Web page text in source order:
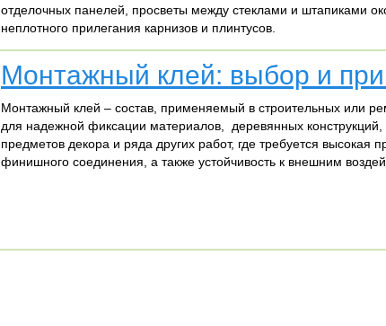
отделочных панелей, просветы между стеклами и штапиками
неплотного прилегания карнизов и плинтусов.
Монтажный клей: выбор и
Монтажный клей – состав, применяемый в строительных или
для надежной фиксации материалов, деревянных конструкций,
предметов декора и ряда других работ, где требуется высокая
финишного соединения, а также устойчивость к внешним